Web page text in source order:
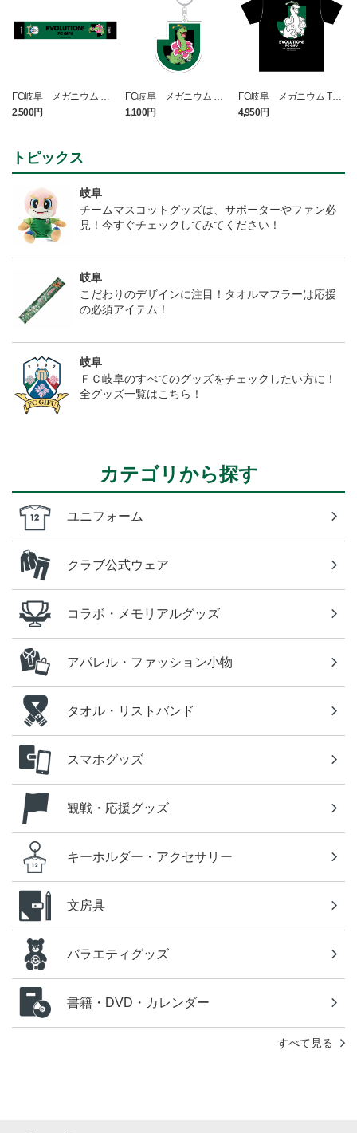
FC岐阜 メガニウム タ
オルマフラー
2,500円
FC岐阜 メガニウム キ
ーホルダー
1,100円
FC岐阜 メガニウム Tシ
ャツ BLACK
4,950円
トピックス
岐阜
チームマスコットグッズは、サポーターやファン必
見！今すぐチェックしてみてください！
岐阜
こだわりのデザインに注目！タオルマフラーは応援
の必須アイテム！
岐阜
ＦＣ岐阜のすべてのグッズをチェックしたい方に！
全グッズ一覧はこちら！
カテゴリから探す
ユニフォーム
クラブ公式ウェア
コラボ・メモリアルグッズ
アパレル・ファッション小物
タオル・リストバンド
スマホグッズ
観戦・応援グッズ
キーホルダー・アクセサリー
文房具
バラエティグッズ
書籍・DVD・カレンダー
すべて見る